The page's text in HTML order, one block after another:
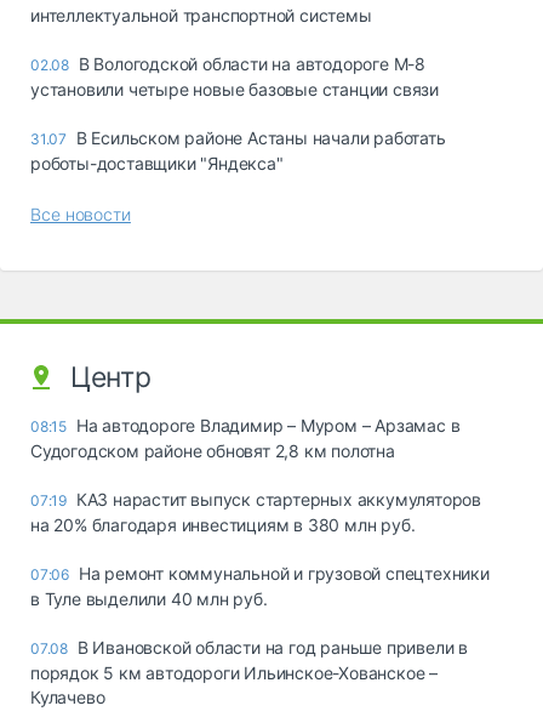
интеллектуальной транспортной системы
02.08 В Вологодской области на автодороге М-8
установили четыре новые базовые станции связи
31.07
В Есильском районе Астаны начали работать
роботы-доставщики "Яндекса"
Все новости
Центр
08:15 На автодороге Владимир – Муром – Арзамас в
Судогодском районе обновят 2,8 км полотна
07:19 КАЗ нарастит выпуск стартерных аккумуляторов
на 20% благодаря инвестициям в 380 млн руб.
07:06 На ремонт коммунальной и грузовой спецтехники
в Туле выделили 40 млн руб.
07.08 В Ивановской области на год раньше привели в
порядок 5 км автодороги Ильинское-Хованское –
Кулачево